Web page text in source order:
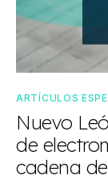
ARTÍCULOS
Nuevo
de
cadena